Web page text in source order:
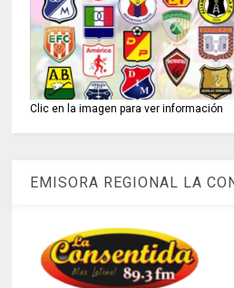
Clic en la imagen para ver información
EMISORA REGIONAL LA